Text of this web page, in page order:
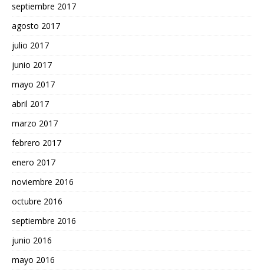
septiembre 2017
agosto 2017
julio 2017
junio 2017
mayo 2017
abril 2017
marzo 2017
febrero 2017
enero 2017
noviembre 2016
octubre 2016
septiembre 2016
junio 2016
mayo 2016